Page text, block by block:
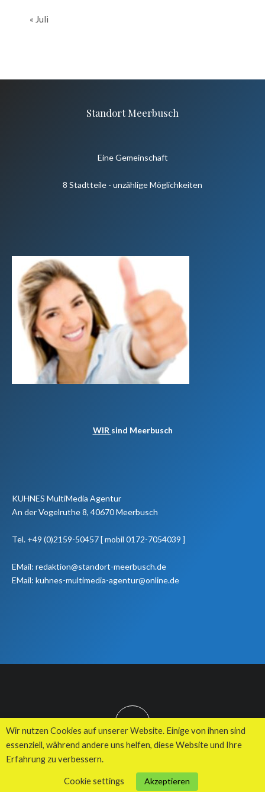
« Juli
Standort Meerbusch
Eine Gemeinschaft
8 Stadtteile - unzählige Möglichkeiten
WIR sind Meerbusch
KUHNES MultiMedia Agentur
An der Vogelruthe 8, 40670 Meerbusch
Tel. +49 (0)2159-50457 [ mobil 0172-7054039 ]
EMail: redaktion@standort-meerbusch.de
EMail: kuhnes-multimedia-agentur@online.de
TOP
© 2026 Kuhnes MultiMedia Agentur
Wir nutzen Cookies auf unserer Website. Einige von ihnen sind
essenziell, während andere uns helfen, diese Website und Ihre
Erfahrung zu verbessern.
Cookie settings Akzeptieren